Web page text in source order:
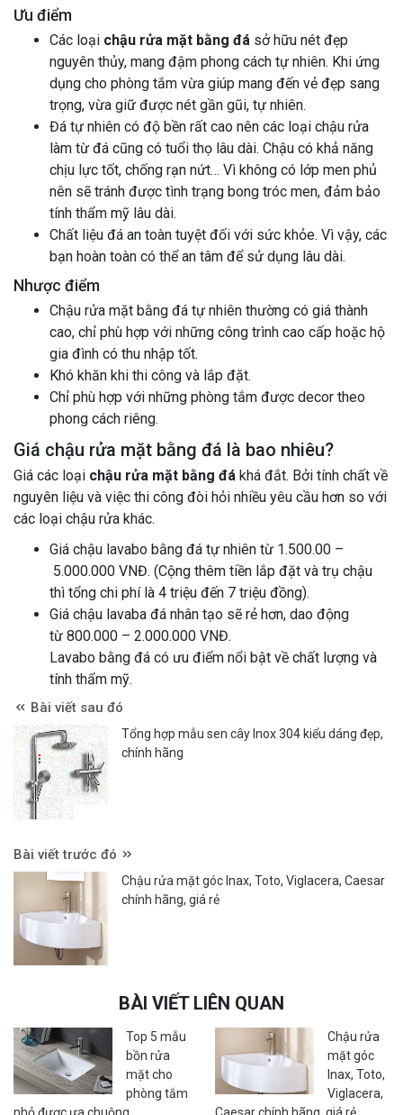
Ưu điểm
Các loại chậu rửa mặt bằng đá sở hữu nét đẹp
nguyên thủy, mang đậm phong cách tự nhiên. Khi ứng
dụng cho phòng tắm vừa giúp mang đến vẻ đẹp sang
trọng, vừa giữ được nét gần gũi, tự nhiên.
Đá tự nhiên có độ bền rất cao nên các loại chậu rửa
làm từ đá cũng có tuổi thọ lâu dài. Chậu có khả năng
chịu lực tốt, chống rạn nứt… Vì không có lớp men phủ
nên sẽ tránh được tình trạng bong tróc men, đảm bảo
tính thẩm mỹ lâu dài.
Chất liệu đá an toàn tuyệt đối với sức khỏe. Vì vậy, các
bạn hoàn toàn có thể an tâm để sử dụng lâu dài.
Nhược điểm
Chậu rửa mặt bằng đá tự nhiên thường có giá thành
cao, chỉ phù hợp với những công trình cao cấp hoặc hộ
gia đình có thu nhập tốt.
Khó khăn khi thi công và lắp đặt.
Chỉ phù hợp với những phòng tắm được decor theo
phong cách riêng.
Giá chậu rửa mặt bằng đá là bao nhiêu?
Giá các loại chậu rửa mặt bằng đá khá đắt. Bởi tính chất về
nguyên liệu và việc thi công đòi hỏi nhiều yêu cầu hơn so với
các loại chậu rửa khác.
Giá chậu lavabo bằng đá tự nhiên từ 1.500.00 –
5.000.000 VNĐ. (Cộng thêm tiền lắp đặt và trụ chậu
thì tổng chi phí là 4 triệu đến 7 triệu đồng).
Giá chậu lavaba đá nhân tạo sẽ rẻ hơn, dao động
từ 800.000 – 2.000.000 VNĐ.
Lavabo bằng đá có ưu điểm nổi bật về chất lượng và
tính thẩm mỹ.
Bài viết sau đó
Tổng hợp mẫu sen cây Inox 304 kiểu dáng đẹp,
chính hãng
Bài viết trước đó
Chậu rửa mặt góc Inax, Toto, Viglacera, Caesar
chính hãng, giá rẻ
BÀI VIẾT LIÊN QUAN
Top 5 mẫu
bồn rửa
mặt cho
phòng tắm
Chậu rửa
mặt góc
Inax, Toto,
Viglacera,